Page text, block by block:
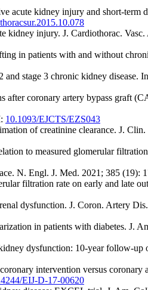
acute kidney injury and short-term
kidney injury. J. Cardiothorac.
in patients with and without
stage 3 chronic kidney disease.
coronary artery bypass graft
10.1093/EJCTS/EZS043
of creatinine clearance. J.
to measured glomerular
N. Engl. J. Med. 2021; 385 (19):
filtration rate on early and late
dysfunction. J. Coron. Artery
in patients with diabetes. J.
dysfunction: 10-year follow-up
intervention versus coronary
EIJ-D-17-00620